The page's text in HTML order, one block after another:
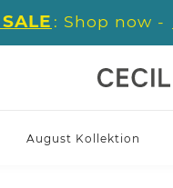
: Shop now -
August Kollektion